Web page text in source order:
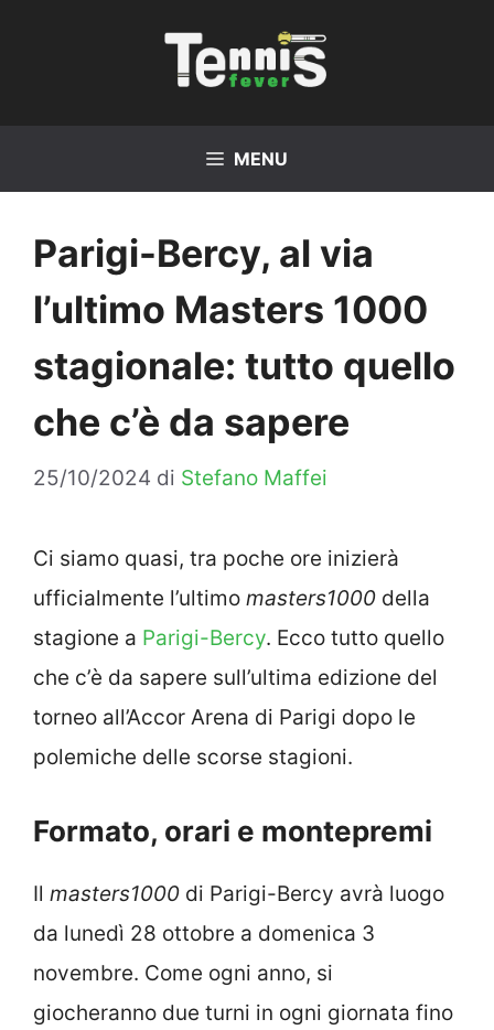
MENU
Parigi-Bercy, al via
l’ultimo Masters 1000
stagionale: tutto quello
che c’è da sapere
25/10/2024 di Stefano Maffei
Ci siamo quasi, tra poche ore inizierà
ufficialmente l’ultimo masters1000 della
stagione a Parigi-Bercy. Ecco tutto quello
che c’è da sapere sull’ultima edizione del
torneo all’Accor Arena di Parigi dopo le
polemiche delle scorse stagioni.
Formato, orari e montepremi
Il masters1000 di Parigi-Bercy avrà luogo
da lunedì 28 ottobre a domenica 3
novembre. Come ogni anno, si
giocheranno due turni in ogni giornata fino